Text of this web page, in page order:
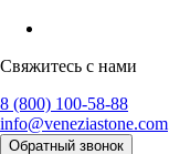
Свяжитесь с нами
8 (800) 100-58-88
info@veneziastone.com
Обратный звонок